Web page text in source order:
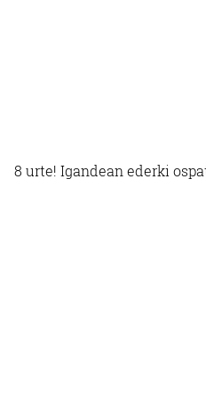
8 urte! Igandean ederki